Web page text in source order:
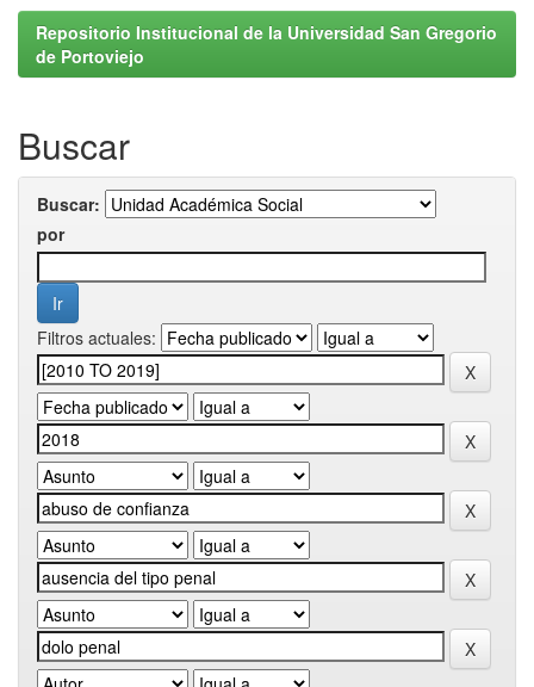
Repositorio Institucional de la Universidad San Gregorio
de Portoviejo
Buscar
Buscar:
por
Filtros actuales: